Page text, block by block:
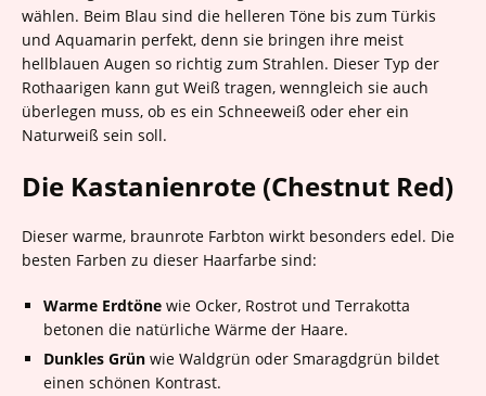
wählen. Beim Blau sind die helleren Töne bis zum Türkis
und Aquamarin perfekt, denn sie bringen ihre meist
hellblauen Augen so richtig zum Strahlen. Dieser Typ der
Rothaarigen kann gut Weiß tragen, wenngleich sie auch
überlegen muss, ob es ein Schneeweiß oder eher ein
Naturweiß sein soll.
Die Kastanienrote (Chestnut Red)
Dieser warme, braunrote Farbton wirkt besonders edel. Die
besten Farben zu dieser Haarfarbe sind:
Warme Erdtöne wie Ocker, Rostrot und Terrakotta
betonen die natürliche Wärme der Haare.
Dunkles Grün wie Waldgrün oder Smaragdgrün bildet
einen schönen Kontrast.